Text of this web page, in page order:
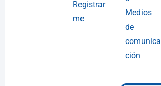
Registrar
me
Medios
de
comunica
ción